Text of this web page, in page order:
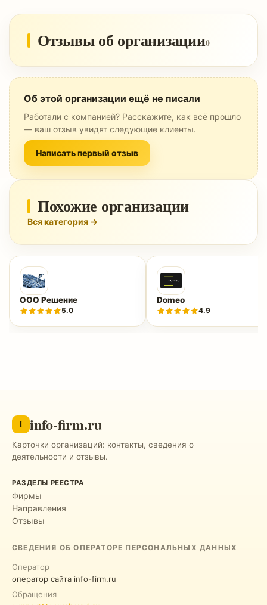
Отзывы об организации0
Об этой организации ещё не писали
Работали с компанией? Расскажите, как всё прошло
— ваш отзыв увидят следующие клиенты.
Написать первый отзыв
Похожие организации
Вся категория →
ООО Решение
5.0
Domeo
4.9
I info-firm.ru
Карточки организаций: контакты, сведения о
деятельности и отзывы.
РАЗДЕЛЫ РЕЕСТРА
Фирмы
Направления
Отзывы
СВЕДЕНИЯ ОБ ОПЕРАТОРЕ ПЕРСОНАЛЬНЫХ ДАННЫХ
Оператор
оператор сайта info-firm.ru
Обращения